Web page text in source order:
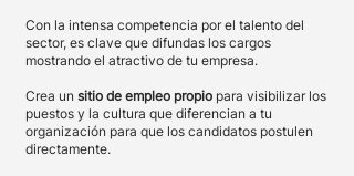
Con la intensa competencia por el talento del
sector, es clave que difundas los cargos
mostrando el atractivo de tu empresa.
Crea un sitio de empleo propio para visibilizar los
puestos y la cultura que diferencian a tu
organización para que los candidatos postulen
directamente.